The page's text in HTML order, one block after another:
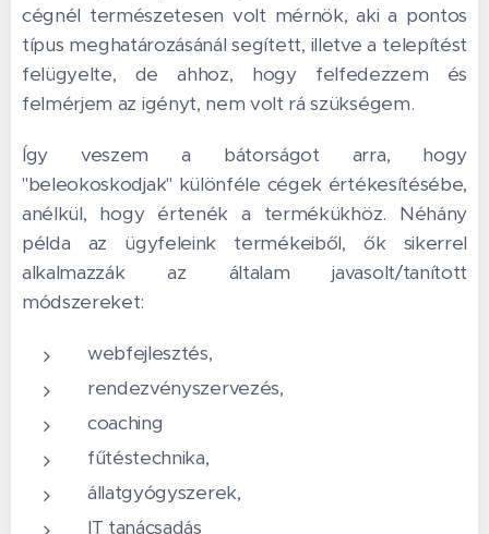
cégnél természetesen volt mérnök, aki a pontos
típus meghatározásánál segített, illetve a telepítést
felügyelte, de ahhoz, hogy felfedezzem és
felmérjem az igényt, nem volt rá szükségem.
Így veszem a bátorságot arra, hogy
"beleokoskodjak" különféle cégek értékesítésébe,
anélkül, hogy értenék a termékükhöz. Néhány
példa az ügyfeleink termékeiből, ők sikerrel
alkalmazzák az általam javasolt/tanított
módszereket:
webfejlesztés,
rendezvényszervezés,
coaching
fűtéstechnika,
állatgyógyszerek,
IT tanácsadás